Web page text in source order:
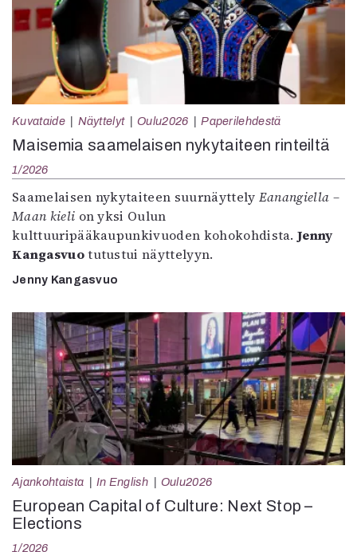
Kuvataide Näyttelyt Oulu2026 Paperilehdestä
Maisemia saamelaisen nykytaiteen rinteiltä
1/2026
Saamelaisen nykytaiteen suurnäyttely Eanangiella –
Maan kieli on yksi Oulun
kulttuuripääkaupunkivuoden kohokohdista.Jenny
Kangasvuotutustui näyttelyyn.
Jenny Kangasvuo
Ajankohtaista In English Oulu2026
European Capital of Culture: Next Stop –
Elections
1/2026